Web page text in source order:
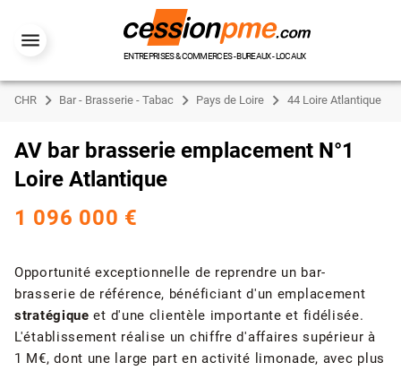
ENTREPRISES & COMMERCES - BUREAUX - LOCAUX
CHR Bar - Brasserie - Tabac Pays de Loire 44 Loire Atlantique
AV bar brasserie emplacement N°1
Loire Atlantique
1 096 000 €
Opportunité exceptionnelle de reprendre un bar-
brasserie de référence, bénéficiant d'un emplacement
stratégique et d'une clientèle importante et fidélisée.
L'établissement réalise un chiffre d'affaires supérieur à
1 M€, dont une large part en activité limonade, avec plus